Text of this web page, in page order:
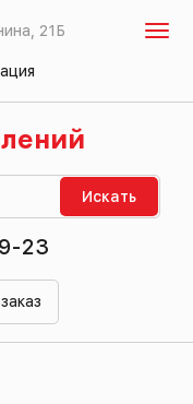
21Б
Искать
23